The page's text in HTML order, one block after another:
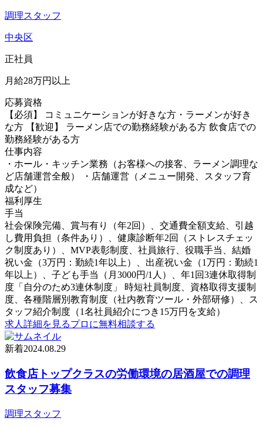
調理スタッフ
中央区
正社員
月給28万円以上
応募資格
【必須】 コミュニケーションが好きな方・ラーメンが好き
な方 【歓迎】 ラーメン店での勤務経験がある方 飲食店での
勤務経験がある方
仕事内容
・ホール・キッチン業務（お客様への接客、ラーメン調理な
ど店舗運営全般） ・店舗運営（メニュー開発、スタッフ育
成など）
福利厚生
手当
社会保険完備、賞与有り（年2回）、交通費全額支給、引越
し費用負担（条件あり）、健康診断年2回（ストレスチェッ
ク制度あり）、MVP表彰制度、社員旅行、役職手当、結婚
祝い金（3万円：勤続1年以上）、出産祝い金（1万円：勤続1
年以上）、子ども手当（月3000円/1人）、年1回3連休取得制
度「自分のため3連休制度」 時短社員制度、資格取得支援制
度、各種階層別教育制度（社内教育ツール・外部研修）、ス
タッフ紹介制度（1名社員紹介につき15万円を支給）
求人詳細を見るプロに無料相談する
新着2024.08.29
飲食店トップクラスの労働環境の居酒屋での調理
スタッフ募集
調理スタッフ